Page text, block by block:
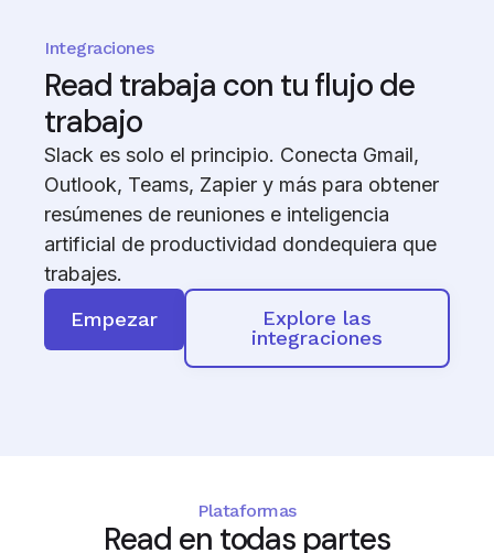
Integraciones
Read trabaja con tu flujo de
trabajo
Slack es solo el principio. Conecta Gmail,
Outlook, Teams, Zapier y más para obtener
resúmenes de reuniones e inteligencia
artificial de productividad dondequiera que
trabajes.
Empezar
Explore las
integraciones
Plataformas
Read en todas partes